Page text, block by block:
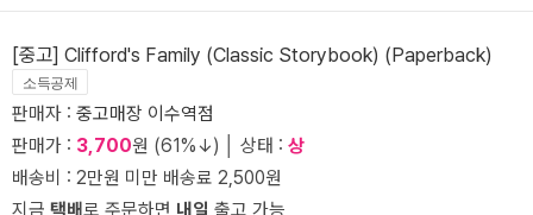
[중고] Clifford's Family (Classic Storybook) (Paperback)
소득공제
판매자 : 중고매장 이수역점
판매가 : 3,700원 (61%↓) │ 상태 : 상
배송비 : 2만원 미만 배송료 2,500원
지금 택배로 주문하면 내일 출고 가능